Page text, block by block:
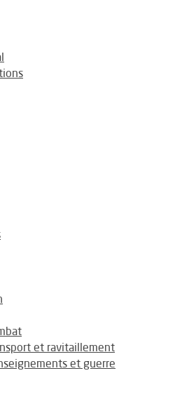
et ravitaillement
et guerre